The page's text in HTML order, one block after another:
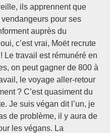
ils apprennent que
pour ses
auprès du
c’est vrai, Moët recrute
Le travail est rémunéré en
on peut gagner de 800 à
le voyage aller-retour
? C’est quasiment du
Je suis végan dit l’un, je
de problème, il y aura de
les végans. La